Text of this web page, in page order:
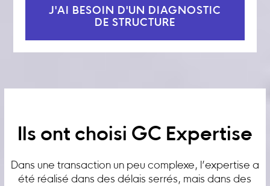
J'AI BESOIN D'UN DIAGNOSTIC
DE STRUCTURE
Ils ont choisi GC Expertise
Dans une transaction un peu complexe, l’expertise a
été réalisé dans des délais serrés, mais dans des